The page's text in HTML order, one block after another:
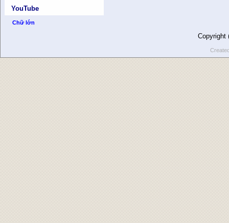
YouTube
Chữ lớn
Copyright